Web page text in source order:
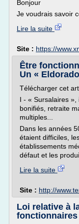
Bonjour
Je voudrais savoir
Lire la suite
Site : https://
Être
Un «
Télécharger cet
I - « Sursalaires
bonifiés, retraite
multiples...
Dans les années
étaient difficiles,
établissements
défaut et les
Lire la suite
Site : http://
Loi relative à
fonctionnaires